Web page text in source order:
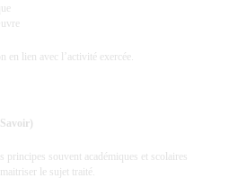
en lien avec l’activité exercée.
principes souvent académiques et scolaires
le sujet traité.